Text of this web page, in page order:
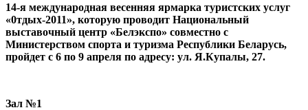
14-я международная весенняя ярмарка туристских услуг
«0тдых-2011», которую проводит Национальный
выставочный центр «Белэкспо» совместно с
Министерством спорта и туризма Республики Беларусь,
пройдет с 6 по 9 апреля по адресу: ул. Я.Купалы, 27.
Зал №1